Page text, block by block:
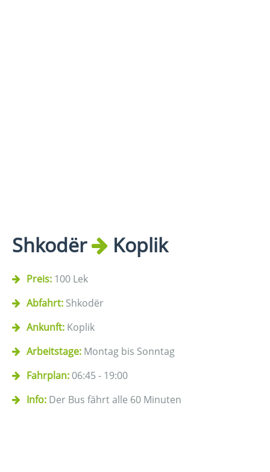
Shkodër Koplik
Preis: 100 Lek
Abfahrt: Shkodër
Ankunft: Koplik
Arbeitstage: Montag bis Sonntag
Fahrplan: 06:45 - 19:00
Info: Der Bus fährt alle 60 Minuten